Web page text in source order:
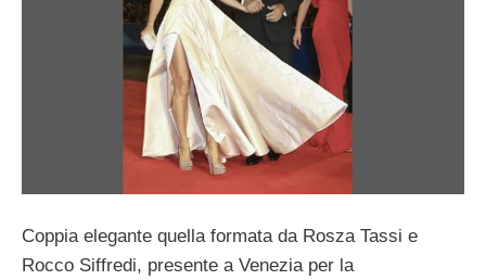
Coppia elegante quella formata da Rosza Tassi e
Rocco Siffredi, presente a Venezia per la